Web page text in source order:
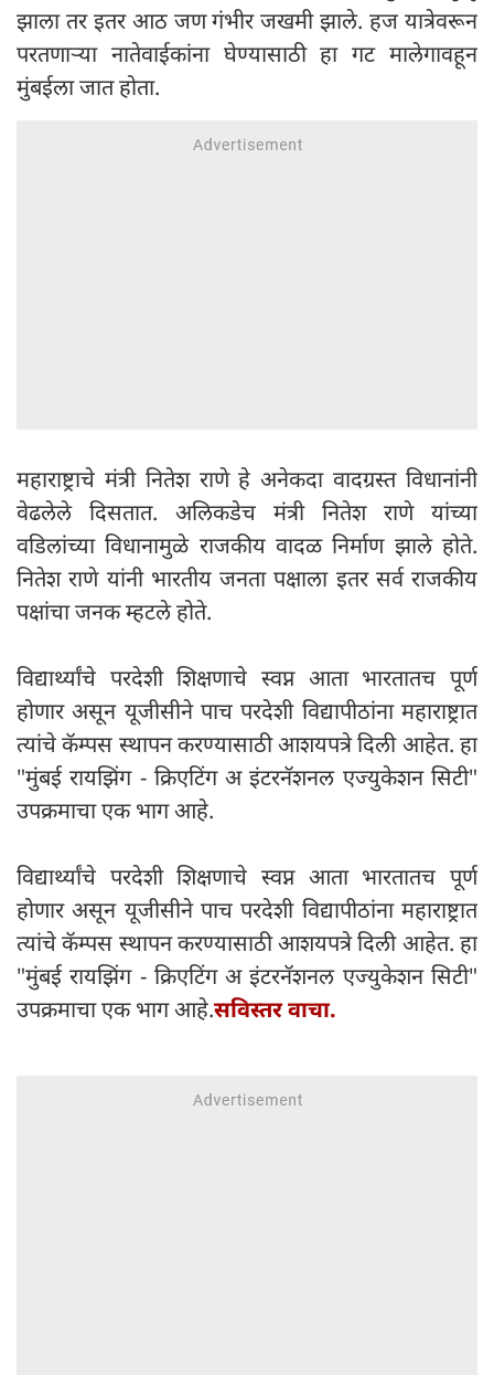
झाला तर इतर आठ जण गंभीर जखमी झाले. हज यात्रेवरून
परतणाऱ्या नातेवाईकांना घेण्यासाठी हा गट मालेगावहून
मुंबईला जात होता.
महाराष्ट्राचे मंत्री नितेश राणे हे अनेकदा वादग्रस्त विधानांनी
वेढलेले दिसतात. अलिकडेच मंत्री नितेश राणे यांच्या
वडिलांच्या विधानामुळे राजकीय वादळ निर्माण झाले होते.
नितेश राणे यांनी भारतीय जनता पक्षाला इतर सर्व राजकीय
पक्षांचा जनक म्हटले होते.
विद्यार्थ्यांचे परदेशी शिक्षणाचे स्वप्न आता भारतातच पूर्ण
होणार असून यूजीसीने पाच परदेशी विद्यापीठांना महाराष्ट्रात
त्यांचे कॅम्पस स्थापन करण्यासाठी आशयपत्रे दिली आहेत. हा
"मुंबई रायझिंग - क्रिएटिंग अ इंटरनॅशनल एज्युकेशन सिटी"
उपक्रमाचा एक भाग आहे.
विद्यार्थ्यांचे परदेशी शिक्षणाचे स्वप्न आता भारतातच पूर्ण
होणार असून यूजीसीने पाच परदेशी विद्यापीठांना महाराष्ट्रात
त्यांचे कॅम्पस स्थापन करण्यासाठी आशयपत्रे दिली आहेत. हा
"मुंबई रायझिंग - क्रिएटिंग अ इंटरनॅशनल एज्युकेशन सिटी"
उपक्रमाचा एक भाग आहे.सविस्तर वाचा.